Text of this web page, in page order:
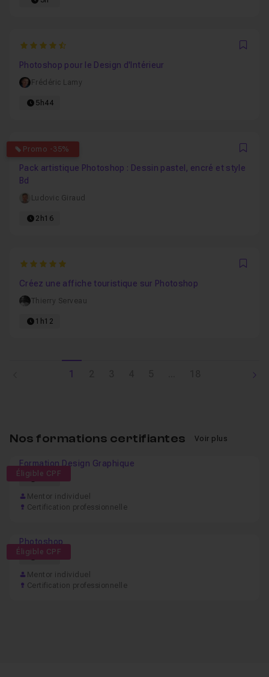
4.9142857142857
Photoshop pour le Design d'Intérieur
Frédéric Lamy
5h44
Promo -35%
5
Pack artistique Photoshop : Dessin pastel, encré et style
Bd
Ludovic Giraud
2h16
5
Créez une affiche touristique sur Photoshop
Thierry Serveau
1h12
1
Nos formations certifiantes Voir plus
Éligible CPF
Formation Design Graphique
52h
Mentor individuel
Certification professionnelle
Éligible CPF
Photoshop
57h
Mentor individuel
Certification professionnelle